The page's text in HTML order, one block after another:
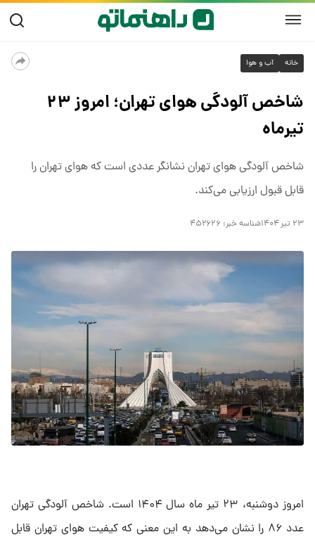
خانه آب و هوا
شاخص آلودگی هوای تهران؛ امروز ۲۳
تیرماه
شاخص آلودگی هوای تهران نشانگر عددی است که هوای تهران را
قابل قبول ارزیابی می‌کند.
۲۳ تیر ۱۴۰۴ شناسه خبر: ۴۵۲۶۲۶
امروز دوشنبه، ۲۳ تیر ماه سال ۱۴۰۴ است. شاخص آلودگی تهران
عدد ۸۶ را نشان می‌دهد به این معنی که کیفیت هوای تهران قابل